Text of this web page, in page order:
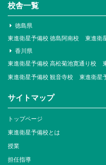
校舎一覧
徳島県
東進衛星予備校 徳島阿南校
東進衛
香川県
東進衛星予備校 高松菊池寛通り校
東進衛星予備校 観音寺校
東進衛星
サイトマップ
トップページ
東進衛星予備校とは
授業
担任指導